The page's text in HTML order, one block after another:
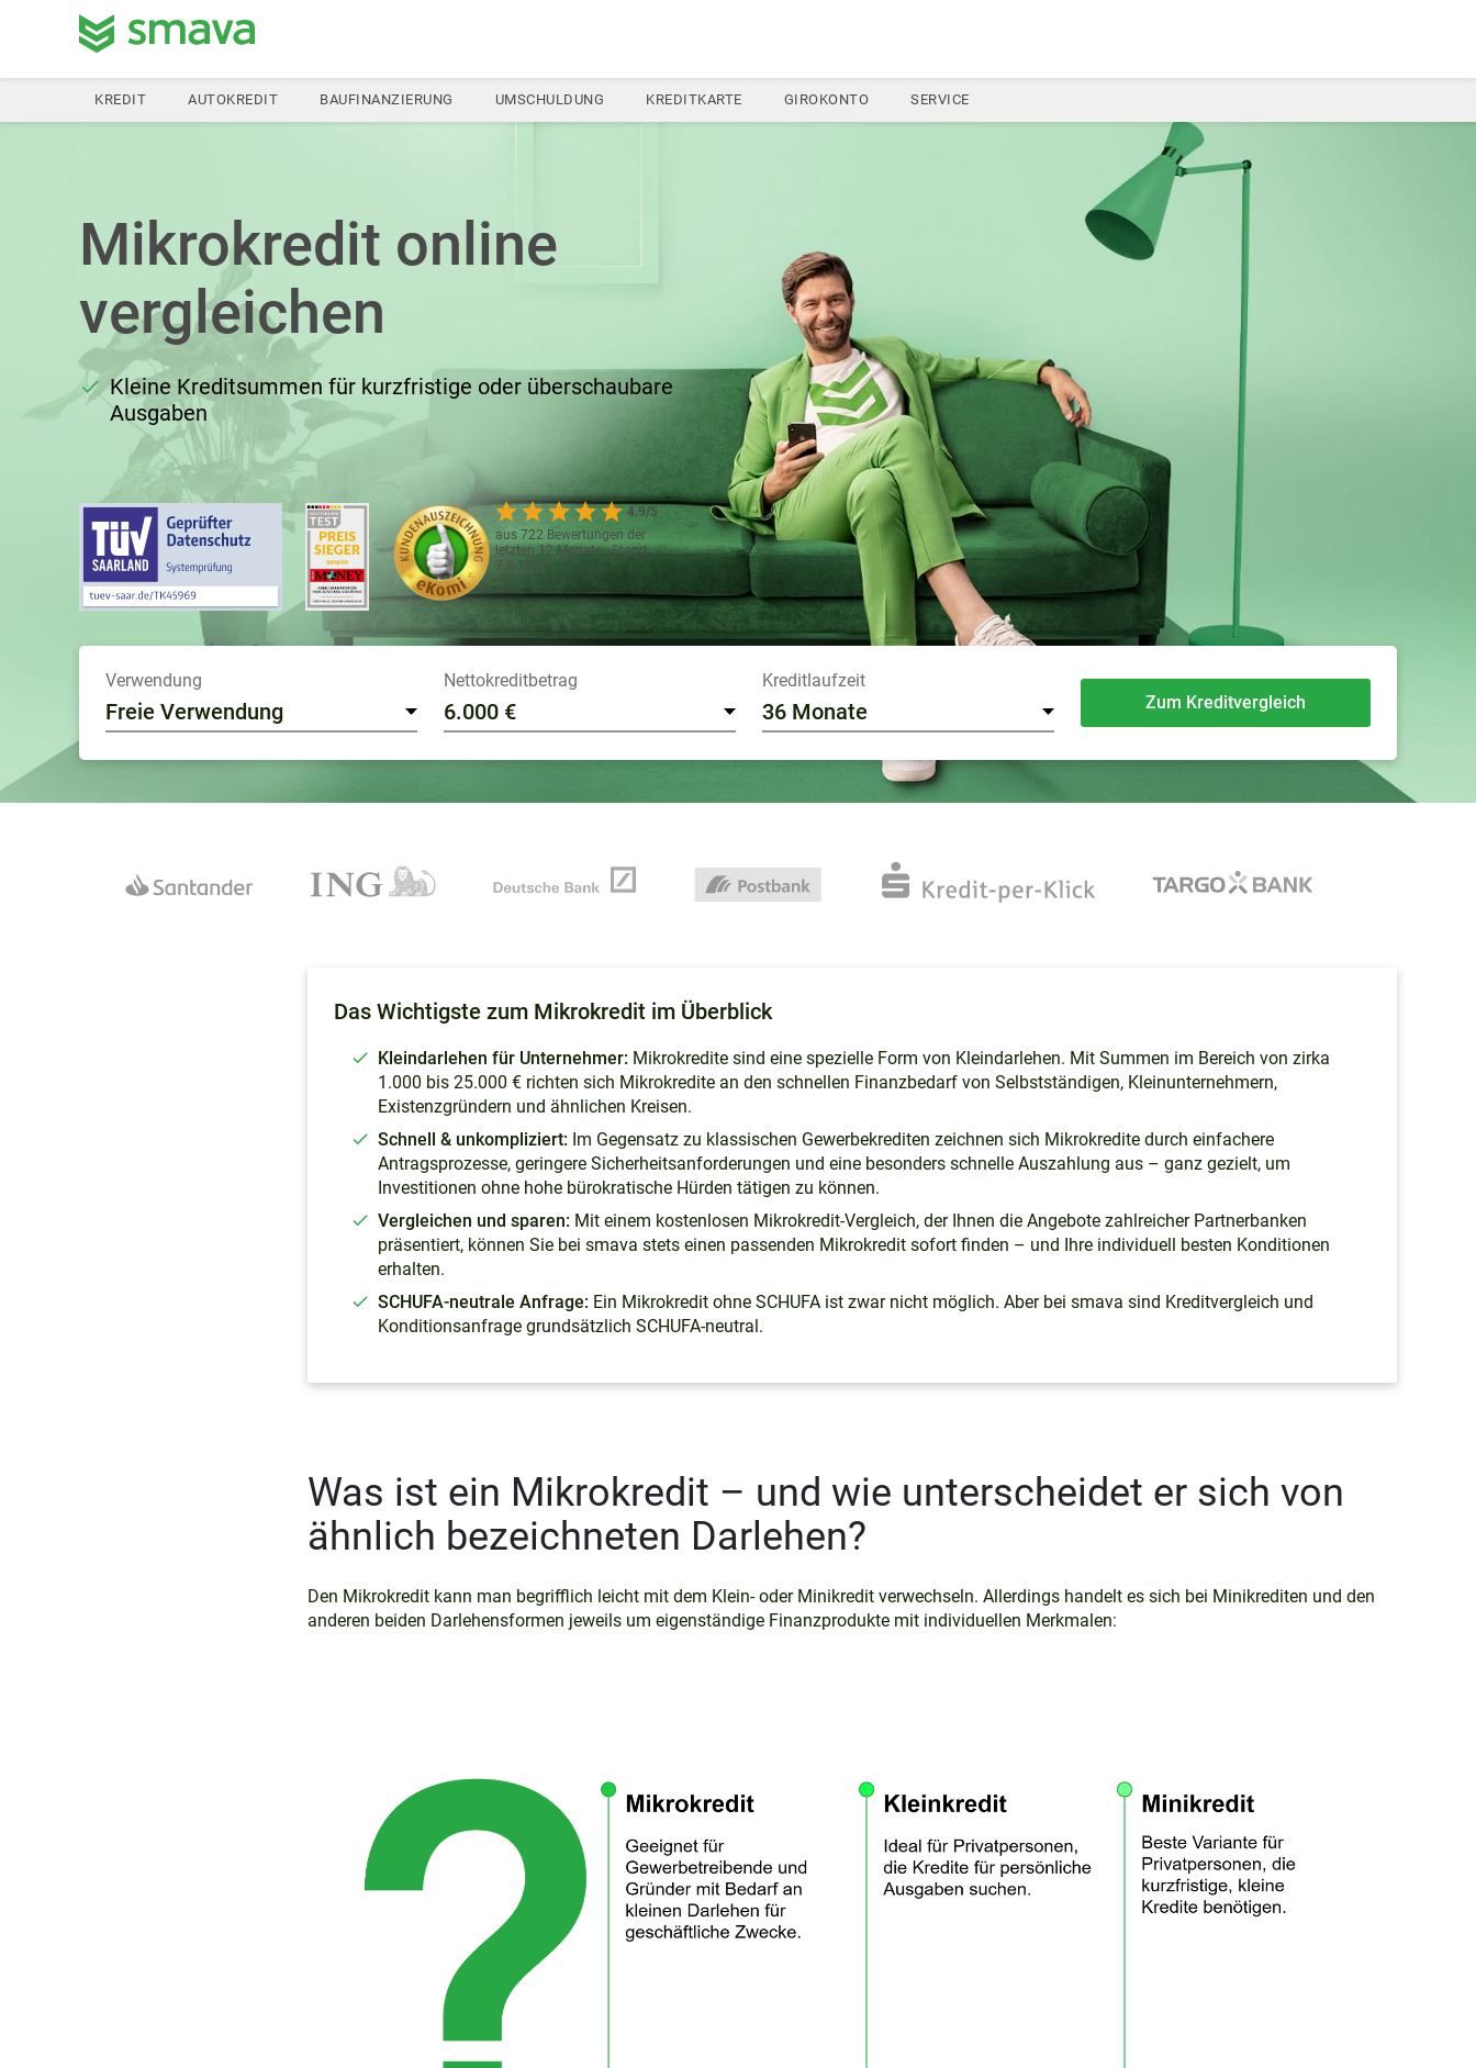
KREDIT AUTOKREDIT BAUFINANZIERUNG UMSCHULDUNG KREDITKARTE GIROKONTO SERVICE
Mikrokredit online
vergleichen
Kleine Kreditsummen für kurzfristige oder überschaubare
Ausgaben
4.9/5
aus 722 Bewertungen der
letzten 12 Monate - Stand
7.8.2026
Verwendung Nettokreditbetrag
Kreditlaufzeit
Zum Kreditvergleich
Das Wichtigste zum Mikrokredit im Überblick
Kleindarlehen für Unternehmer: Mikrokredite sind eine spezielle Form von Kleindarlehen. Mit Summen im Bereich von zirka
1.000 bis 25.000 € richten sich Mikrokredite an den schnellen Finanzbedarf von Selbstständigen, Kleinunternehmern,
Existenzgründern und ähnlichen Kreisen.
Schnell & unkompliziert: Im Gegensatz zu klassischen Gewerbekrediten zeichnen sich Mikrokredite durch einfachere
Antragsprozesse, geringere Sicherheitsanforderungen und eine besonders schnelle Auszahlung aus – ganz gezielt, um
Investitionen ohne hohe bürokratische Hürden tätigen zu können.
Vergleichen und sparen: Mit einem kostenlosen Mikrokredit-Vergleich, der Ihnen die Angebote zahlreicher Partnerbanken
präsentiert, können Sie bei smava stets einen passenden Mikrokredit sofort finden – und Ihre individuell besten Konditionen
erhalten.
SCHUFA-neutrale Anfrage: Ein Mikrokredit ohne SCHUFA ist zwar nicht möglich. Aber bei smava sind Kreditvergleich und
Konditionsanfrage grundsätzlich SCHUFA-neutral.
Was ist ein Mikrokredit – und wie unterscheidet er sich von
ähnlich bezeichneten Darlehen?
Den Mikrokredit kann man begrifflich leicht mit dem Klein- oder Minikredit verwechseln. Allerdings handelt es sich bei Minikrediten und den
anderen beiden Darlehensformen jeweils um eigenständige Finanzprodukte mit individuellen Merkmalen: